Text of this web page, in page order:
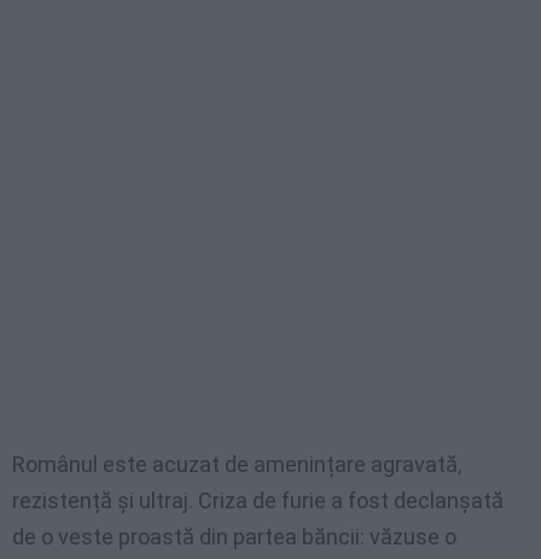
Românul este acuzat de amenințare agravată,
rezistență și ultraj. Criza de furie a fost declanșată
de o veste proastă din partea băncii: văzuse o